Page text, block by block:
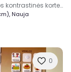
Lavinamosios kontrastinės kortelės kūdikiams Baby Vision
Nauja
0